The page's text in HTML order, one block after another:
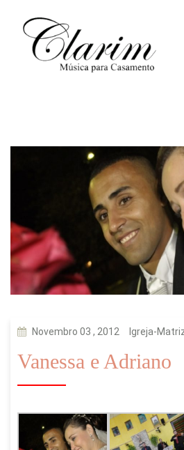
Novembro 03 , 2012 Igreja-
Vanessa e Adriano